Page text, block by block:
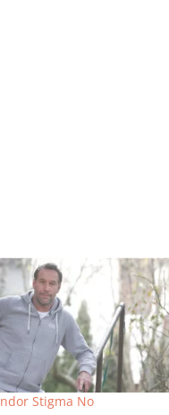
Stigma No